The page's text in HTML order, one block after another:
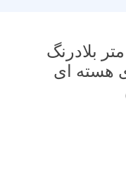
بلادرنگ
هسته ای